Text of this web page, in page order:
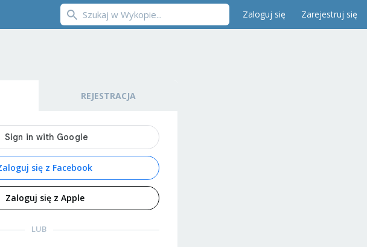
Zaloguj się Zarejestruj się
REJESTRACJA
się z Facebook
Zaloguj się z Apple
LUB